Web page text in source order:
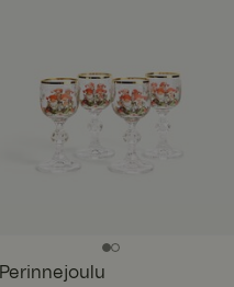
Perinnejoulu